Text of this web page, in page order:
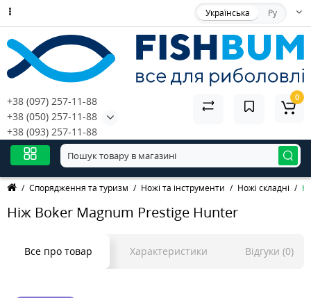
Українська Ру
+38 (097) 257-11-88
+38 (050) 257-11-88
+38 (093) 257-11-88
0
Спорядження та туризм Ножі та інструменти Ножі складні
Ніж Boker Magnum Prestige Hunter
Все про товар Характеристики Відгуки (0)